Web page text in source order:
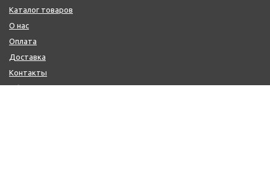
Каталог товаров
О нас
Оплата
Доставка
Контакты
Обмен и возврат